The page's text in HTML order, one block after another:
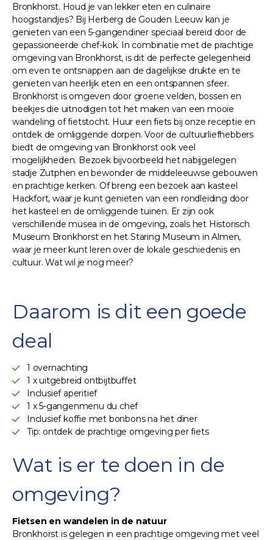
Bronkhorst. Houd je van lekker eten en culinaire
hoogstandjes? Bij Herberg de Gouden Leeuw kan je
genieten van een 5-gangendiner speciaal bereid door de
gepassioneerde chef-kok. In combinatie met de prachtige
omgeving van Bronkhorst, is dit de perfecte gelegenheid
om even te ontsnappen aan de dagelijkse drukte en te
genieten van heerlijk eten en een ontspannen sfeer.
Bronkhorst is omgeven door groene velden, bossen en
beekjes die uitnodigen tot het maken van een mooie
wandeling of fietstocht. Huur een fiets bij onze receptie en
ontdek de omliggende dorpen. Voor de cultuurliefhebbers
biedt de omgeving van Bronkhorst ook veel
mogelijkheden. Bezoek bijvoorbeeld het nabijgelegen
stadje Zutphen en bewonder de middeleeuwse gebouwen
en prachtige kerken. Of breng een bezoek aan kasteel
Hackfort, waar je kunt genieten van een rondleiding door
het kasteel en de omliggende tuinen. Er zijn ook
verschillende musea in de omgeving, zoals het Historisch
Museum Bronkhorst en het Staring Museum in Almen,
waar je meer kunt leren over de lokale geschiedenis en
cultuur. Wat wil je nog meer?
Daarom is dit een goede
deal
1 overnachting
1 x uitgebreid ontbijtbuffet
Inclusief aperitief
1 x 5-gangenmenu du chef
Inclusief koffie met bonbons na het diner
Tip: ontdek de prachtige omgeving per fiets
Wat is er te doen in de
omgeving?
Fietsen en wandelen in de natuur
Bronkhorst is gelegen in een prachtige omgeving met veel